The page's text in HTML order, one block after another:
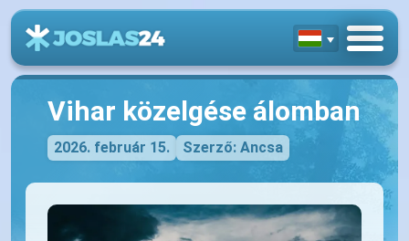
Vihar közelgése álomban
2026. február 15. Szerző: Ancsa